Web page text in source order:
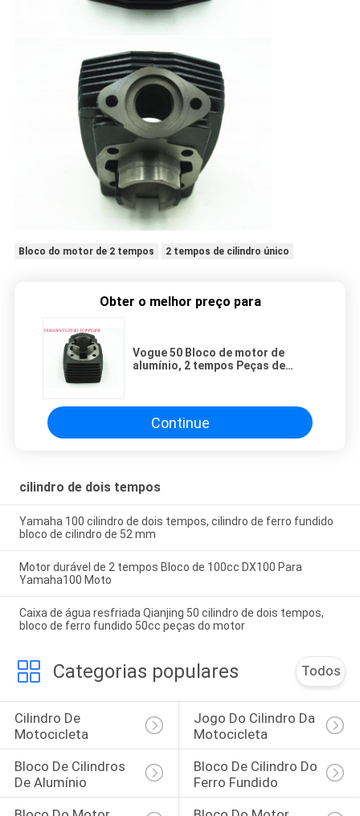
Bloco do motor de 2 tempos 2 tempos de cilindro único
Obter o melhor preço para
Vogue 50 Bloco de motor de
alumínio, 2 tempos Peças de
Continue
cilindro de dois tempos
Yamaha 100 cilindro de dois tempos, cilindro de ferro fundido
bloco de cilindro de 52 mm
Motor durável de 2 tempos Bloco de 100cc DX100 Para
Yamaha100 Moto
Caixa de água resfriada Qianjing 50 cilindro de dois tempos,
bloco de ferro fundido 50cc peças do motor
Categorias populares Todos
Cilindro De
Motocicleta
Jogo Do Cilindro Da
Motocicleta
Bloco De Cilindros
De Alumínio
Bloco De Cilindro Do
Ferro Fundido